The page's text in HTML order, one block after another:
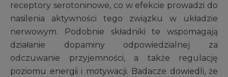
receptory serotoninowe, co w efekcie prowadzi do
nasilenia aktywności tego związku w układzie
nerwowym. Podobnie składniki te wspomagają
działanie dopaminy odpowiedzialnej za
odczuwanie przyjemności, a także regulację
poziomu energii i motywacji. Badacze dowiedli, że